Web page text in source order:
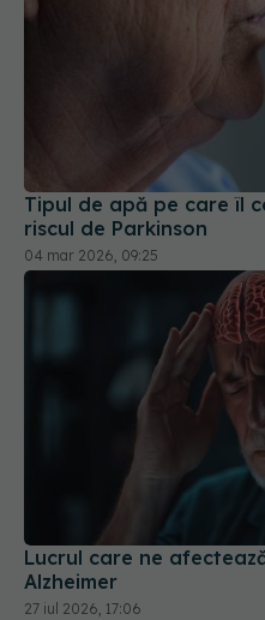
Tipul de apă pe care îl
riscul de Parkinson
04 mar 2026, 09:25
Lucrul care ne
Alzheimer
27 iul 2026, 17:06